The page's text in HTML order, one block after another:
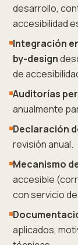
desarrollo,
accesibilidad
Integración
by-design
de
Auditorías
anualmente
Declaración
revisión anual.
Mecanismo
accesible
con servicio
aplicados,